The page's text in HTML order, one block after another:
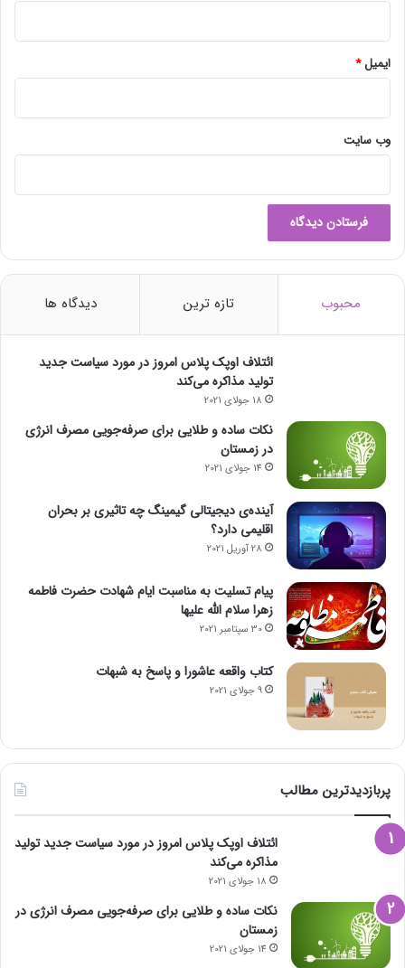
ایمیل*
وب‌ سایت
محبوب تازه ترین دیدگاه ها
ائتلاف اوپک پلاس امروز در مورد سیاست جدید
تولید مذاکره می‌کند
18 جولای 2021
نکات ساده و طلایی برای صرفه‌جویی مصرف انرژی
در زمستان
14 جولای 2021
آینده‌ی دیجیتالی گیمینگ چه تاثیری بر بحران
اقلیمی دارد؟
28 آوریل 2021
پیام تسلیت به مناسبت ایام شهادت حضرت فاطمه
زهرا سلام الله علیها
30 سپتامبر 2021
کتاب واقعه عاشورا و پاسخ به شبهات
9 جولای 2021
پربازدیدترین مطالب
ائتلاف اوپک پلاس امروز در مورد سیاست جدید تولید
مذاکره می‌کند
18 جولای 2021
نکات ساده و طلایی برای صرفه‌جویی مصرف انرژی در
زمستان
14 جولای 2021